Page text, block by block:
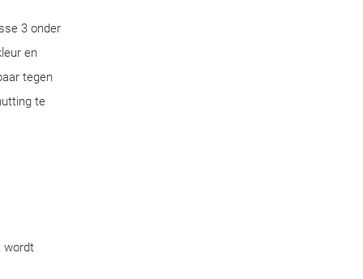
3 onder
en
tegen
te
wordt